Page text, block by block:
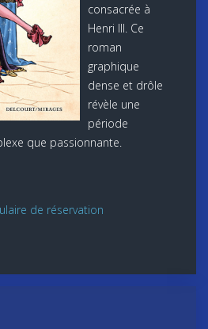
consacrée à
Henri III. Ce
roman
graphique
dense et drôle
révèle une
période
que passionnante.
de réservation